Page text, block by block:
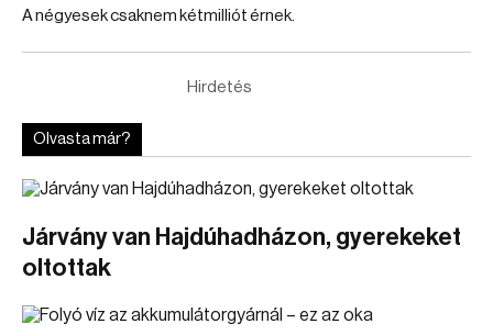
A négyesek csaknem kétmilliót érnek.
Hirdetés
Olvasta már?
Járvány van Hajdúhadházon, gyerekeket
oltottak